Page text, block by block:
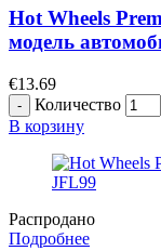
Hot Wheels
модель
€13.69
Количество
В корзину
Распродано
Подробнее